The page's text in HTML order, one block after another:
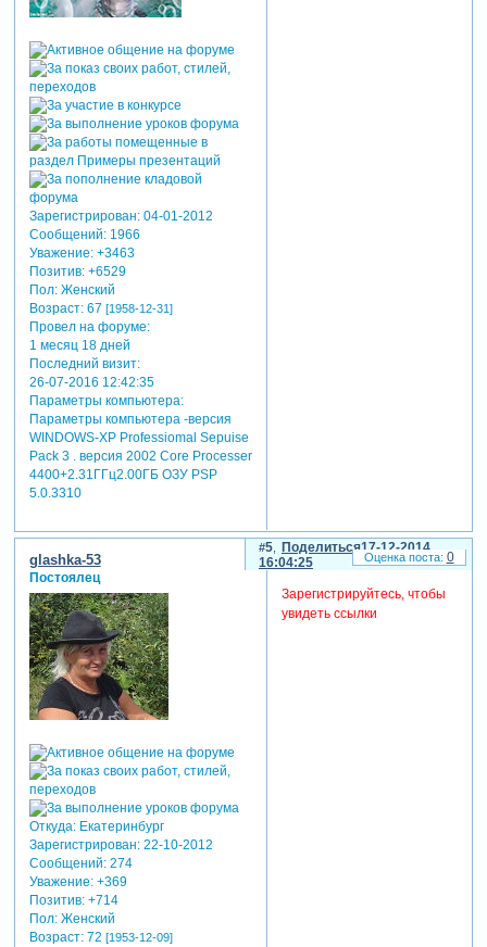
Зарегистрирован: 04-01-2012
Сообщений:1966
Уважение: +3463
Позитив: +6529
Пол:Женский
Возраст:67 [1958-12-31]
Провел на форуме:
1 месяц 18 дней
Последний визит:
26-07-2016 12:42:35
Параметры компьютера:
Параметры компьютера -версия
WINDOWS-XP Professiomal Sepuise
Pack 3 . версия 2002 Core Processer
4400+2.31ГГц2.00ГБ ОЗУ PSP
5.0.3310
Поделиться
5
17-12-2014
16:04:25
glashka-53
Постоялец
Откуда:Екатеринбург
Зарегистрирован: 22-10-2012
Сообщений:274
Уважение: +369
Позитив: +714
Пол:Женский
Возраст:72 [1953-12-09]
Зарегистрируйтесь, чтобы
увидеть ссылки
0